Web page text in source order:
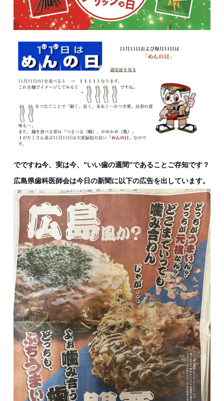
でですね今、実は今、”いい歯の週間”であることご存知です？
広島県歯科医師会は今日の新聞に以下の広告を出しています。